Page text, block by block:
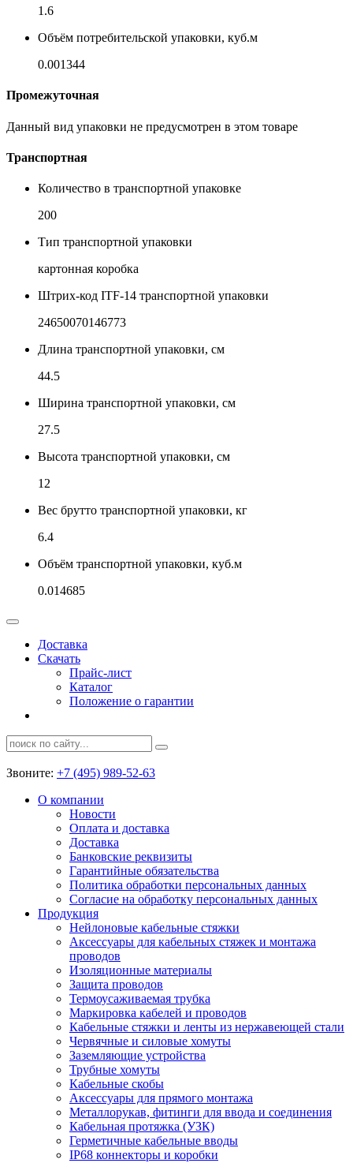
1.6
Объём потребительской упаковки, куб.м
0.001344
Промежуточная
Данный вид упаковки не предусмотрен в этом товаре
Транспортная
Количество в транспортной упаковке
200
Тип транспортной упаковки
картонная коробка
Штрих-код ITF-14 транспортной упаковки
24650070146773
Длина транспортной упаковки, см
44.5
Ширина транспортной упаковки, см
27.5
Высота транспортной упаковки, см
12
Вес брутто транспортной упаковки, кг
6.4
Объём транспортной упаковки, куб.м
0.014685
Доставка
Скачать
Прайс-лист
Каталог
Положение о гарантии
Звоните: +7 (495) 989-52-63
О компании
Новости
Оплата и доставка
Доставка
Банковские реквизиты
Гарантийные обязательства
Политика обработки персональных данных
Согласие на обработку персональных данных
Продукция
Нейлоновые кабельные стяжки
Аксессуары для кабельных стяжек и монтажа
проводов
Изоляционные материалы
Защита проводов
Термоусаживаемая трубка
Маркировка кабелей и проводов
Кабельные стяжки и ленты из нержавеющей стали
Червячные и силовые хомуты
Заземляющие устройства
Трубные хомуты
Кабельные скобы
Аксессуары для прямого монтажа
Металлорукав, фитинги для ввода и соединения
Кабельная протяжка (УЗК)
Герметичные кабельные вводы
IP68 коннекторы и коробки